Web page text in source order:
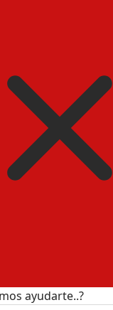
ayudarte..?